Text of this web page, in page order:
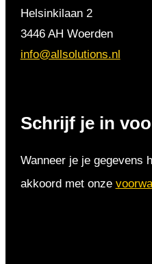
Helsinkilaan 2
3446 AH Woerden
info@allsolutions.nl
Schrijf je in
Wanneer je je gegevens
akkoord met onze